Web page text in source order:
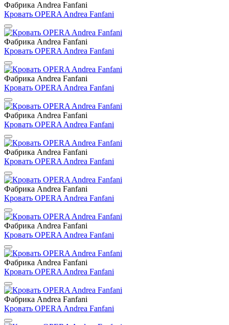
Фабрика Andrea Fanfani
Кровать OPERA Andrea Fanfani
Фабрика Andrea Fanfani
Кровать OPERA Andrea Fanfani
Фабрика Andrea Fanfani
Кровать OPERA Andrea Fanfani
Фабрика Andrea Fanfani
Кровать OPERA Andrea Fanfani
Фабрика Andrea Fanfani
Кровать OPERA Andrea Fanfani
Фабрика Andrea Fanfani
Кровать OPERA Andrea Fanfani
Фабрика Andrea Fanfani
Кровать OPERA Andrea Fanfani
Фабрика Andrea Fanfani
Кровать OPERA Andrea Fanfani
Фабрика Andrea Fanfani
Кровать OPERA Andrea Fanfani